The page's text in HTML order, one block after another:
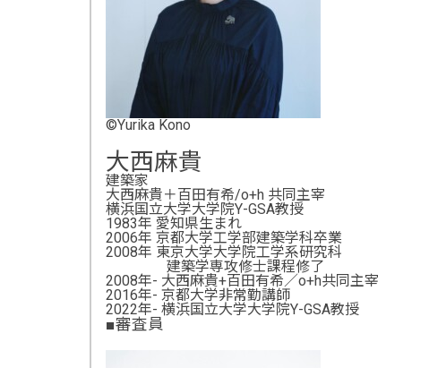
©Yurika Kono
大西麻貴
建築家
大西麻貴＋百田有希/o+h 共同主宰
横浜国立大学大学院Y-GSA教授
1983年 愛知県生まれ
2006年 京都大学工学部建築学科卒業
2008年 東京大学大学院工学系研究科
建築学専攻修士課程修了
2008年- 大西麻貴+百田有希／o+h共同主宰
2016年- 京都大学非常勤講師
2022年- 横浜国立大学大学院Y-GSA教授
■審査員